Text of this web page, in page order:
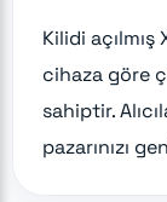
Kilidi
cihaza göre
sahiptir.
pazarınızı